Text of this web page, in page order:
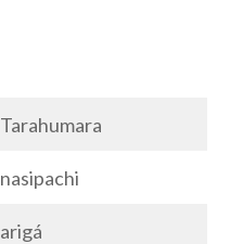
Tarahumara
nasipachi
arigá